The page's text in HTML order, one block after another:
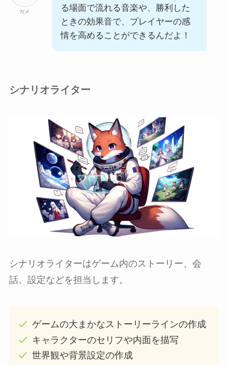
ガメ
る場面で流れる音楽や、勝利した
ときの効果音で、プレイヤーの感
情を高めることができるんだよ！
シナリオライター
シナリオライターはゲーム内のストーリー、会
話、設定などを担当します。
ゲームの大まかなストーリーラインの作成
キャラクターのセリフや内面を描写
世界観や背景設定の作成